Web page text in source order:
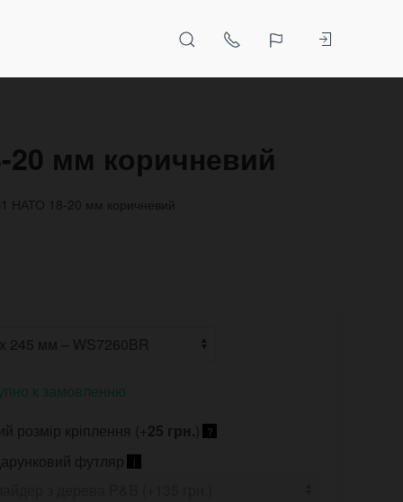
20 мм коричневий
НАТО 18-20 мм коричневий
к замовленню
розмір кріплення (+25 грн.) ?
футляр i